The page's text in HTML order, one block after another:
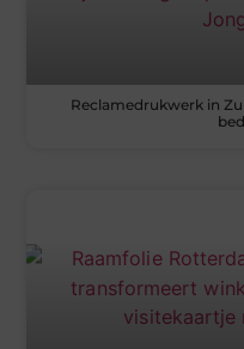
Reclamedrukwerk in